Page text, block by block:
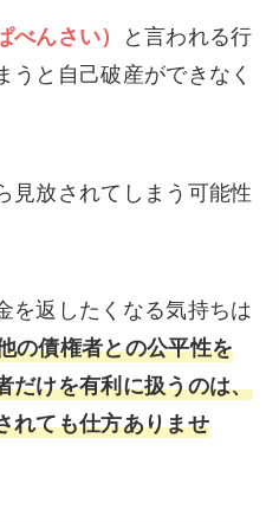
べんさい）
と言われる行
うと自己破産ができなく
見放されてしまう可能性
を返したくなる気持ちは
の債権者との公平性を
だけを有利に扱うのは、
れても仕方ありませ